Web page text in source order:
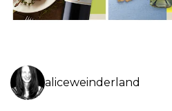
aliceweinderland